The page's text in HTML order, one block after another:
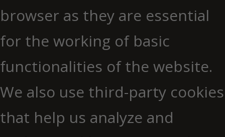
browser as they are essential
for the working of basic
functionalities of the website.
We also use third-party cookies
that help us analyze and